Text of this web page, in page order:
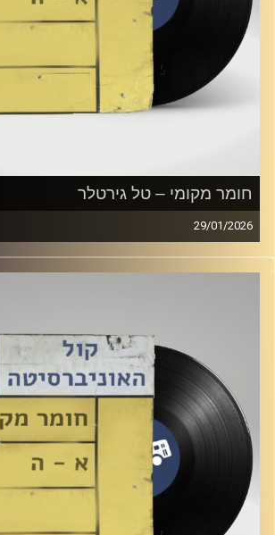
חומר מקומי – טל גירטלר
29/01/2026
שעה של מוזיקה ישראלית עם טל גירטלר